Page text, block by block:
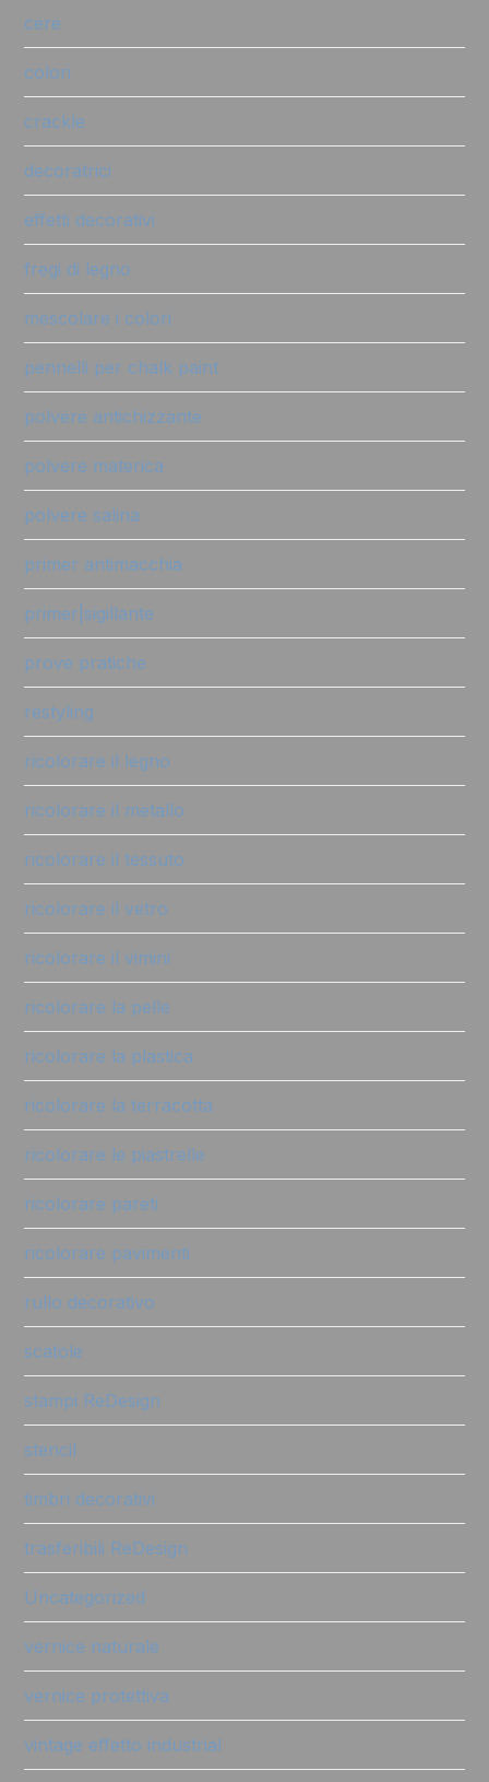
cere
colori
crackle
decoratrici
effetti decorativi
fregi di legno
mescolare i colori
pennelli per chalk paint
polvere antichizzante
polvere materica
polvere salina
primer antimacchia
primer|sigillante
prove pratiche
restyling
ricolorare il legno
ricolorare il metallo
ricolorare il tessuto
ricolorare il vetro
ricolorare il vimini
ricolorare la pelle
ricolorare la plastica
ricolorare la terracotta
ricolorare le piastrelle
ricolorare pareti
ricolorare pavimenti
rullo decorativo
scatole
stampi ReDesign
stencil
timbri decorativi
trasferibili ReDesign
Uncategorized
vernice naturale
vernice protettiva
vintage effetto industrial